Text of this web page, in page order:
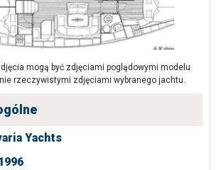
mogą być zdjęciami poglądowymi modelu
rzeczywistymi zdjęciami wybranego jachtu.
Yachts